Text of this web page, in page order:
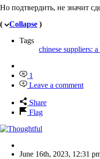
Но подтвердить, не значит
(
Collapse )
Tags
chinese suppliers:
1
Leave a comment
Share
Flag
June 16th, 2023, 12:31